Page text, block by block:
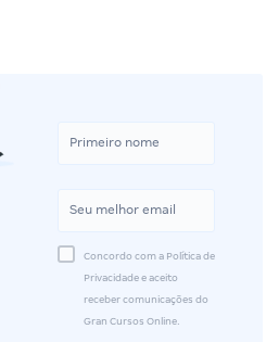
Concordo com a Política de
Privacidade e aceito
receber comunicações do
Gran Cursos Online.